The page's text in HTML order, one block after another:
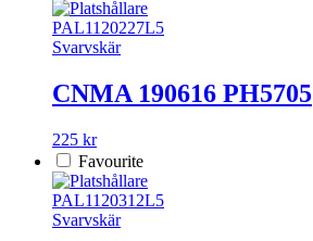
PAL1120227L5
Svarvskär
CNMA 190616 PH5705
225 kr
Favourite
PAL1120312L5
Svarvskär